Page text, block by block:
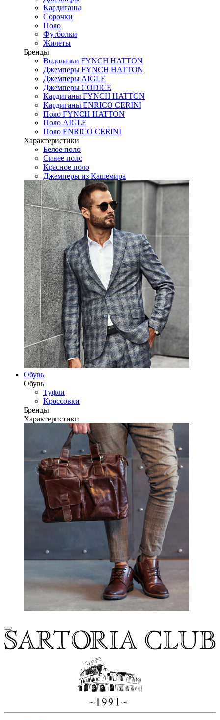
Кардиганы
Сорочки
Поло
Футболки
Жилеты
Бренды
Водолазки FYNCH HATTON
Джемперы FYNCH HATTON
Джемперы AIGLE
Джемперы CODICE
Кардиганы FYNCH HATTON
Кардиганы ENRICO CERINI
Поло FYNCH HATTON
Поло AIGLE
Поло ENRICO CERINI
Характеристики
Белое поло
Синее поло
Красное поло
Джемперы из Кашемира
Обувь
Обувь
Туфли
Кроссовки
Бренды
Характеристики